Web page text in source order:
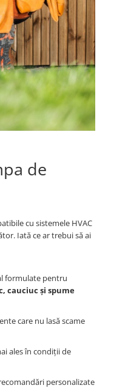
de
cu sistemele HVAC
Iată ce ar trebui să ai
formulate pentru
cauciuc și spume
care nu lasă scame
ales în condiții de
personalizate